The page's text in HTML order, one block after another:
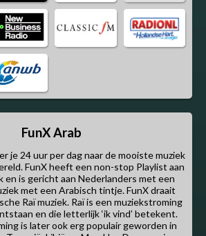
FunX Arab
je 24 uur per dag naar de mooiste muziek
FunX heeft een non-stop Playlist aan
en is gericht aan Nederlanders met een
met een Arabisch tintje. FunX draait
Raï muziek. Raï is een muziekstroming
en die letterlijk ‘ik vind’ betekent.
is later ook erg populair geworden in